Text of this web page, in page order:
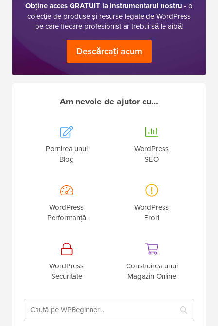
Obține acces GRATUIT la instrumentarul nostru - o
colecție de produse și resurse legate de WordPress
pe care fiecare profesionist ar trebui să le aibă!
Descărcați acum
Am nevoie de ajutor cu…
Pornirea unui
Blog
WordPress
SEO
WordPress
Performanță
WordPress
Erori
WordPress
Securitate
Construirea unui
Magazin Online